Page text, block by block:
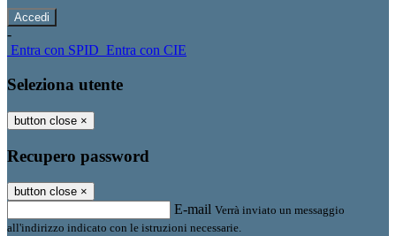
-
Entra con SPID Entra con CIE
Seleziona utente
button close ×
Recupero password
button close ×
E-mail Verrà inviato un messaggio
all'indirizzo indicato con le istruzioni necessarie.